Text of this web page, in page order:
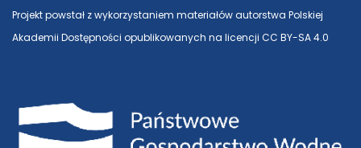
Projekt powstał z wykorzystaniem materiałów autorstwa Polskiej
Akademii Dostępności opublikowanych na licencji CC BY-SA 4.0